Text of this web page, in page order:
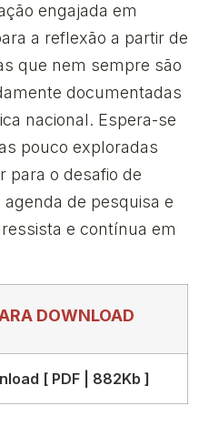
engajada em
a reflexão a partir de
que nem sempre são
documentadas
nacional. Espera-se
pouco exploradas
para o desafio de
de pesquisa e
e contínua em
DOWNLOAD
[ PDF | 882Kb ]